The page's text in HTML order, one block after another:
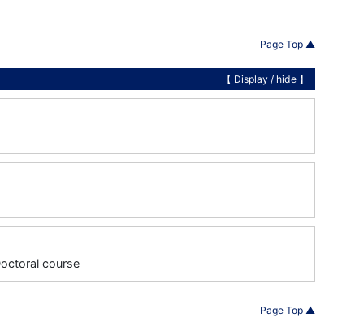
Page Top ▲
【 Display / hide 】
course
Page Top ▲